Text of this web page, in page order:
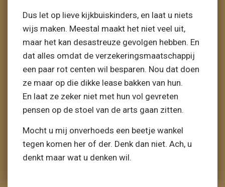
Dus let op lieve kijkbuiskinders, en laat u niets
wijs maken. Meestal maakt het niet veel uit,
maar het kan desastreuze gevolgen hebben. En
dat alles omdat de verzekeringsmaatschappij
een paar rot centen wil besparen. Nou dat doen
ze maar op die dikke lease bakken van hun.
En laat ze zeker niet met hun vol gevreten
pensen op de stoel van de arts gaan zitten.
Mocht u mij onverhoeds een beetje wankel
tegen komen her of der. Denk dan niet. Ach, u
denkt maar wat u denken wil.